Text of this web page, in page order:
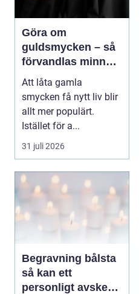
Göra om
guldsmycken – så
förvandlas minnen
till nya favoriter
Att låta gamla
smycken få nytt liv blir
allt mer populärt.
Istället för a...
31 juli 2026
Begravning bålsta
så kan ett
personligt avsked